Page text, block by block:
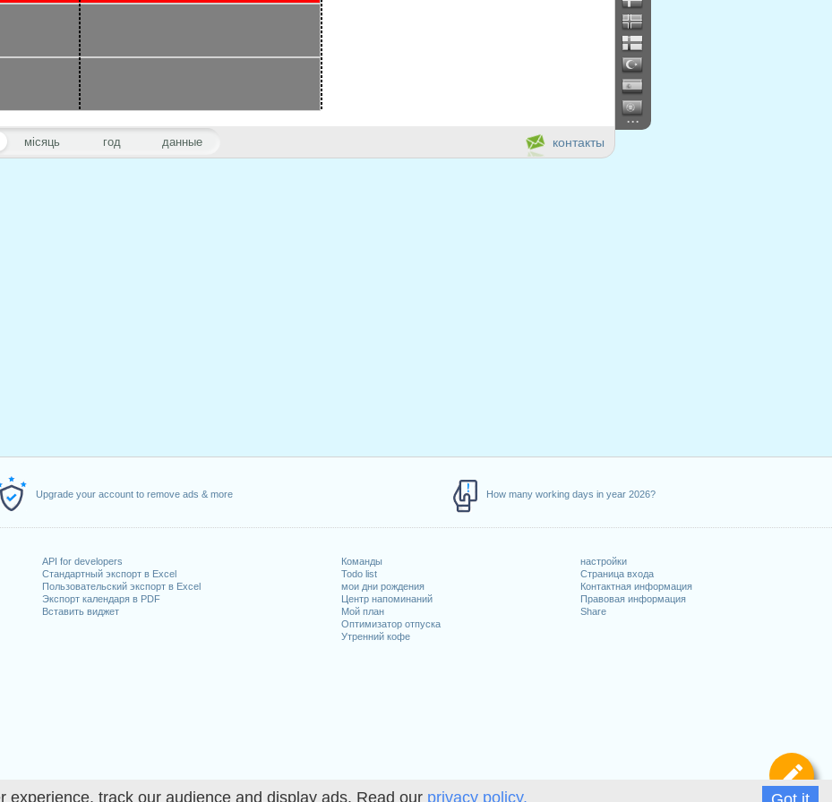
track our audience and display ads. Read our privacy policy.
Upgrade your account to remove ads & more How many working days in year 2026?
API for developers
Стандартный экспорт в Excel
Пользовательский экспорт в Excel
Экспорт календаря в PDF
Вставить виджет
Команды
Todo list
мои дни рождения
Центр напоминаний
Мой план
Оптимизатор отпуска
Утренний кофе
настройки
Страница входа
Контактная информация
Правовая информация
Share
...
контакты
місяць год данные